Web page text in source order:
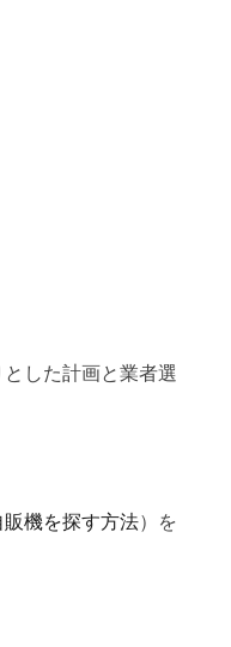
した計画と業者選
機を探す方法）を